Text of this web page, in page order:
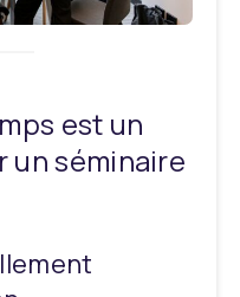
est un
un séminaire